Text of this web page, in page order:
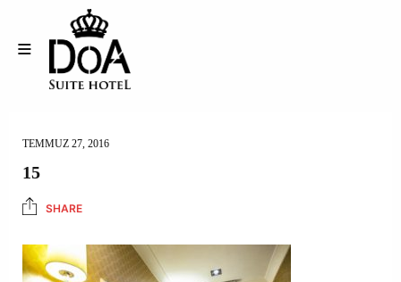
TEMMUZ 27, 2016
15
SHARE